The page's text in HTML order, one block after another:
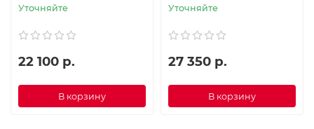
Уточняйте
22 100 р.
В корзину
Уточняйте
27 350 р.
В корзину